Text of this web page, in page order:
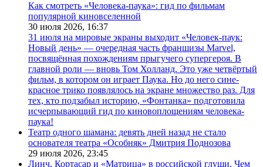
Как смотреть «Человека-паука»: гид по фильмам
популярной киновселенной
30 июля 2026, 16:37
31 июля на мировые экраны выходит «Человек-паук:
Новый день» — очередная часть франшизы Marvel,
посвящённая похождениям прыгучего супергероя. В
главной роли — вновь Том Холланд. Это уже четвёртый
фильм, в котором он играет Паука. Но до него сине-
красное трико появлялось на экране множество раз. Для
тех, кто подзабыл историю, «Фонтанка» подготовила
исчерпывающий гид по киновоплощениям человека-
паука!
Театр одного шамана: девять дней назад не стало
основателя театра «Особняк» Дмитрия Поднозова
29 июля 2026, 23:45
Линч, Кортасар и «Матрица» в российской глуши. Чем